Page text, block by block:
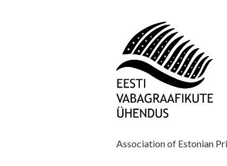
Association of Estonian